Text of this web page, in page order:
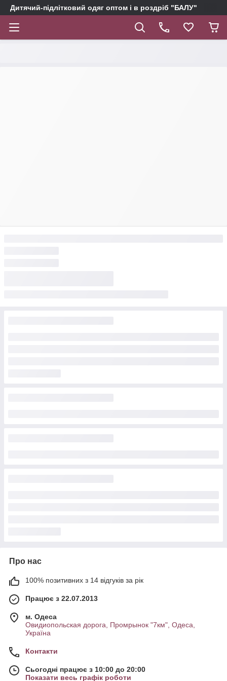
Дитячий-підлітковий одяг оптом і в роздріб "БАЛУ"
Про нас
100% позитивних з 14 відгуків за рік
Працює з 22.07.2013
м. Одеса
Овидиопольская дорога, Промрынок "7км", Одеса,
Україна
Контакти
Сьогодні працює з 10:00 до 20:00
Показати весь графік роботи